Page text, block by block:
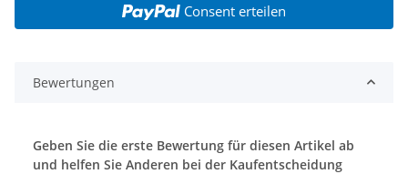
Consent erteilen
Bewertungen
Geben Sie die erste Bewertung für diesen Artikel ab
und helfen Sie Anderen bei der Kaufentscheidung